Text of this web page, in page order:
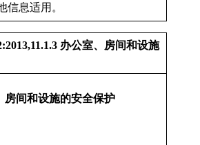
信息适用。
办公室、房间和设施
房间和设施的安全保护